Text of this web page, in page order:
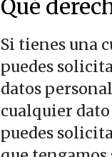
Qué
Si tienes una
puedes
datos
cualquier
puedes